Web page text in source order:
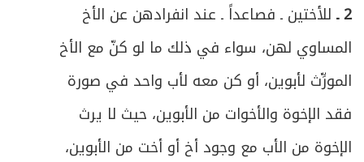
2 ـ للأختين ـ فصاعداً ـ عند انفرادهن عن الأخ
المساوي لهن، سواء في ذلك ما لو كنّ مع الأخ
المورِّث لأبوين، أو كن معه لأب واحد في صورة
فقد الإخوة والأخوات من الأبوين، حيث لا يرث
الإخوة من الأب مع وجود أخ أو أخت من الأبوين،